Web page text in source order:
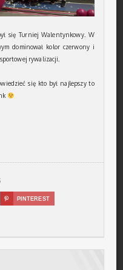
się Turniej Walentynkowy. W
dominował kolor czerwony i
rywalizacji.
się kto był najlepszy to
 PINTEREST